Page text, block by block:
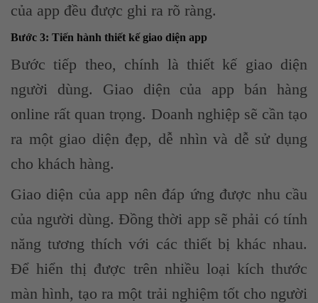
của app đều được ghi ra rõ ràng.
Bước 3: Tiến hành thiết kế giao diện app
Bước tiếp theo, chính là thiết kế giao diện
người dùng. Giao diện của app bán hàng
online rất quan trọng. Doanh nghiệp sẽ cần tạo
ra một giao diện đẹp, dễ nhìn và dễ sử dụng
cho khách hàng.
Giao diện của app nên đáp ứng được nhu cầu
của người dùng. Đồng thời app sẽ phải có tính
năng tương thích với các thiết bị khác nhau.
Để hiển thị được trên nhiều loại kích thước
màn hình, tạo ra một trải nghiệm tốt cho người